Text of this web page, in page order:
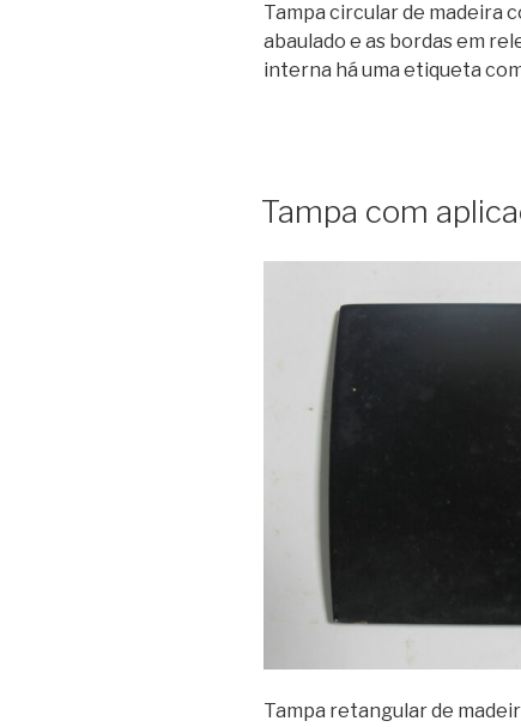
Tampa circular de madeira
abaulado e as bordas em
interna há uma etiqueta
Tampa com
Tampa retangular de